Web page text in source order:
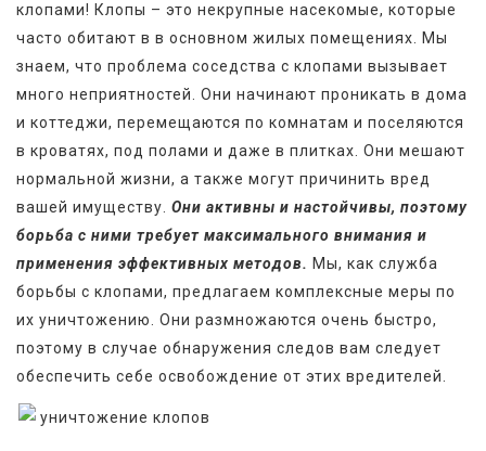
клопами! Клопы – это некрупные насекомые, которые
часто обитают в в основном жилых помещениях. Мы
знаем, что проблема соседства с клопами вызывает
много неприятностей. Они начинают проникать в дома
и коттеджи, перемещаются по комнатам и поселяются
в кроватях, под полами и даже в плитках. Они мешают
нормальной жизни, а также могут причинить вред
вашей имуществу. Они активны и настойчивы, поэтому
борьба с ними требует максимального внимания и
применения эффективных методов. Мы, как служба
борьбы с клопами, предлагаем комплексные меры по
их уничтожению. Они размножаются очень быстро,
поэтому в случае обнаружения следов вам следует
обеспечить себе освобождение от этих вредителей.